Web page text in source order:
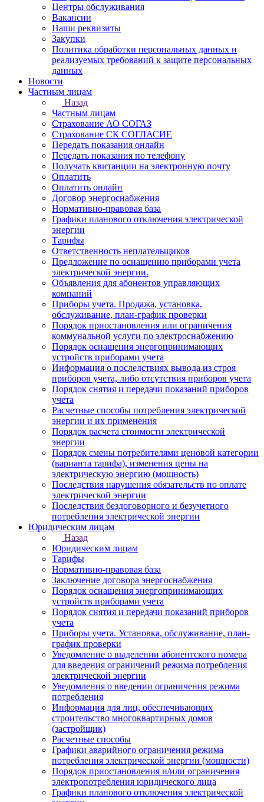
Центры обслуживания
Вакансии
Наши реквизиты
Закупки
Политика обработки персональных данных и
реализуемых требований к защите персональных
данных
Новости
Частным лицам
Назад
Частным лицам
Страхование АО СОГАЗ
Страхование СК СОГЛАСИЕ
Передать показания онлайн
Передать показания по телефону
Получать квитанции на электронную почту
Оплатить
Оплатить онлайн
Договор энергоснабжения
Нормативно-правовая база
Графики планового отключения электрической
энергии
Тарифы
Ответственность неплательщиков
Предложение по оснащению приборами учета
электрической энергии.
Объявления для абонентов управляющих
компаний
Приборы учета. Продажа, установка,
обслуживание, план-график проверки
Порядок приостановления или ограничения
коммунальной услуги по электроснабжению
Порядок оснащения энергопринимающих
устройств приборами учета
Информация о последствиях вывода из строя
приборов учета, либо отсутствия приборов учета
Порядок снятия и передачи показаний приборов
учета
Расчетные способы потребления электрической
энергии и их применения
Порядок расчета стоимости электрической
энергии
Порядок смены потребителями ценовой категории
(варианта тарифа), изменения цены на
электрическую энергию (мощность)
Последствия нарушения обязательств по оплате
электрической энергии
Последствия бездоговорного и безучетного
потребления электрической энергии
Юридическим лицам
Назад
Юридическим лицам
Тарифы
Нормативно-правовая база
Заключение договора энергоснабжения
Порядок оснащения энергопринимающих
устройств приборами учета
Порядок снятия и передачи показаний приборов
учета
Приборы учета. Установка, обслуживание, план-
график проверки
Уведомление о выделении абонентского номера
для введения ограничений режима потребления
электрической энергии
Уведомления о введении ограничения режима
потребления
Информация для лиц, обеспечивающих
строительство многоквартирных домов
(застройщик)
Расчетные способы
Графики аварийного ограничения режима
потребления электрической энергии (мощности)
Порядок приостановления и/или ограничения
электропотребления юридического лица
Графики планового отключения электрической